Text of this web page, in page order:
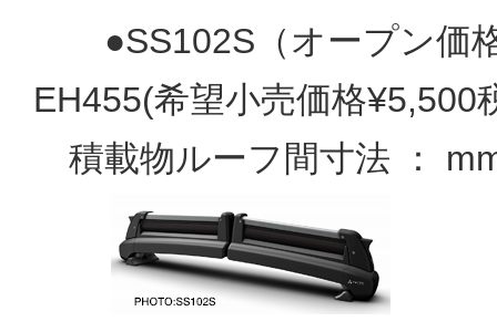
●SS102S（オープン価
EH455(希望小売価格
積載物ルーフ間寸法 ：